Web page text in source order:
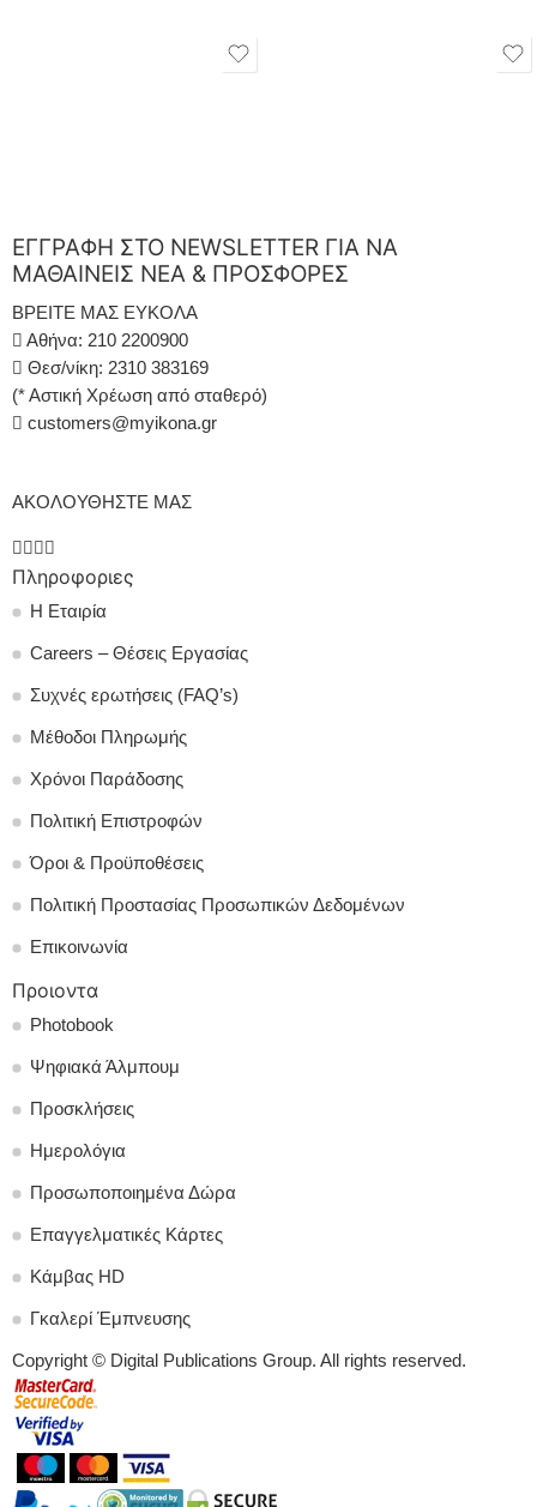
ΕΓΓΡΑΦΗ ΣΤΟ NEWSLETTER ΓΙΑ ΝΑ
ΜΑΘΑΙΝΕΙΣ ΝΕΑ & ΠΡΟΣΦΟΡΕΣ
ΒΡΕΙΤΕ ΜΑΣ ΕΥΚΟΛΑ
Αθήνα: 210 2200900
Θεσ/νίκη: 2310 383169
(* Αστική Χρέωση από σταθερό)
customers@myikona.gr
ΑΚΟΛΟΥΘΗΣΤΕ ΜΑΣ
Πληροφοριες
Η Εταιρία
Careers – Θέσεις Εργασίας
Συχνές ερωτήσεις (FAQ’s)
Μέθοδοι Πληρωμής
Χρόνοι Παράδοσης
Πολιτική Επιστροφών
Όροι & Προϋποθέσεις
Πολιτική Προστασίας Προσωπικών Δεδομένων
Επικοινωνία
Προιοντα
Photobook
Ψηφιακά Άλμπουμ
Προσκλήσεις
Ημερολόγια
Προσωποποιημένα Δώρα
Επαγγελματικές Κάρτες
Κάμβας HD
Γκαλερί Έμπνευσης
Copyright © Digital Publications Group. All rights reserved.